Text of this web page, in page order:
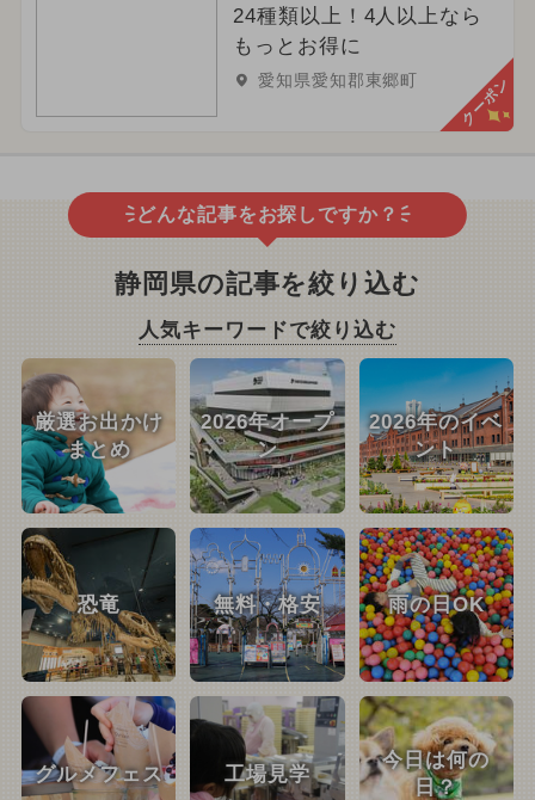
24種類以上！4人以上なら
もっとお得に
愛知県愛知郡東郷町 クーポン
どんな記事をお探しですか？
静岡県の記事を絞り込む
人気キーワードで絞り込む
厳選お出かけ
まとめ
2026年オープ
ン
2026年のイベ
ント
恐竜 無料・格安 雨の日OK
グルメフェス 工場見学
今日は何の
日？